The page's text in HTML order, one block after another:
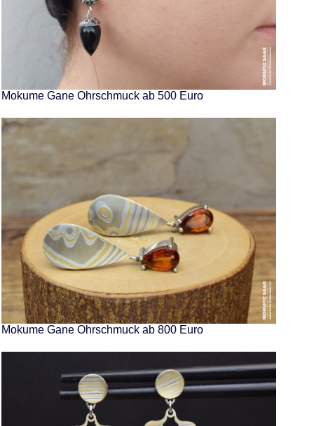
Mokume Gane Ohrschmuck ab 500 Euro
Mokume Gane Ohrschmuck ab 800 Euro